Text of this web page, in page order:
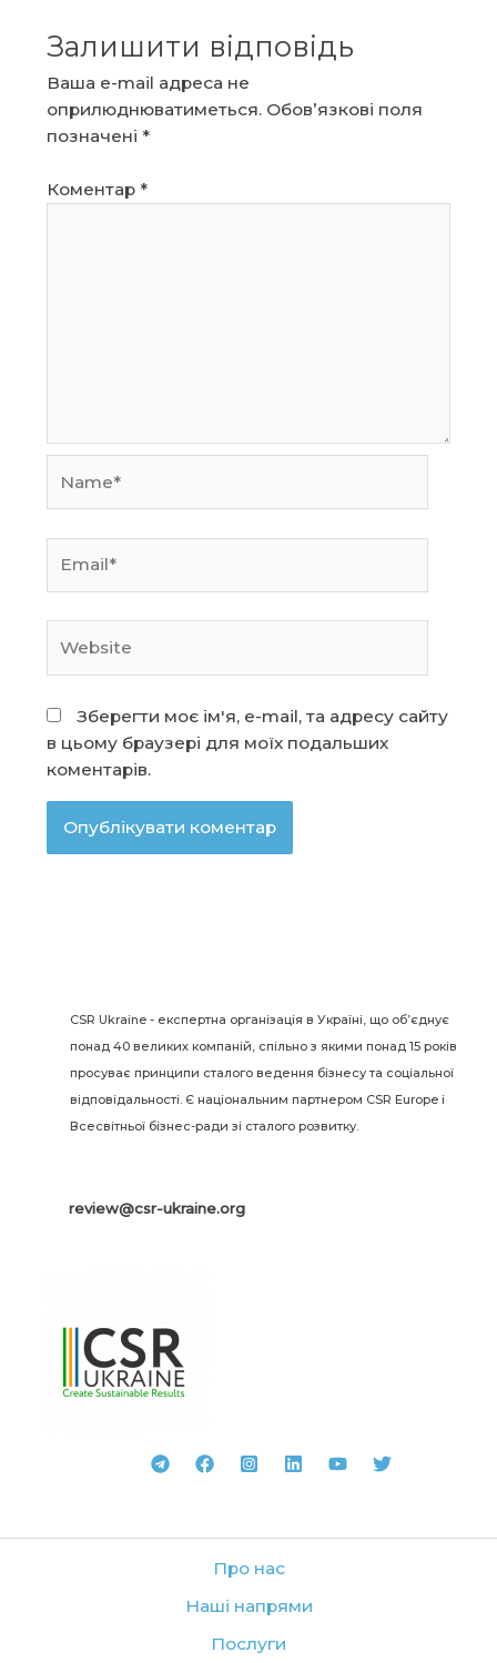
Залишити відповідь
Ваша e-mail адреса не
оприлюднюватиметься. Обов’язкові поля
позначені *
Коментар *
Зберегти моє ім'я, e-mail, та адресу сайту
в цьому браузері для моїх подальших
коментарів.
CSR Ukraine - експертна організація в Україні, що об’єднує
понад 40 великих компаній, спільно з якими понад 15 років
просуває принципи сталого ведення бізнесу та соціальної
відповідальності. Є національним партнером CSR Europe і
Всесвітньої бізнес-ради зі сталого розвитку.
review@csr-ukraine.org
Про нас
Наші напрями
Послуги